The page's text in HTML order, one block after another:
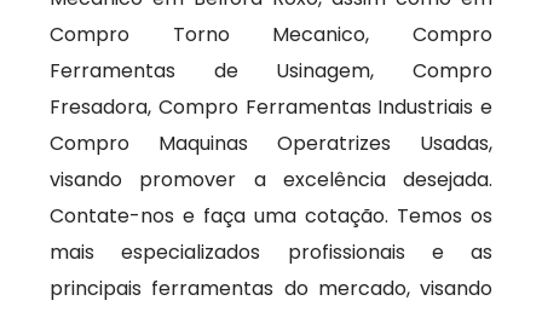
Compro Torno Mecanico, Compro
Ferramentas de Usinagem, Compro
Fresadora, Compro Ferramentas Industriais e
Compro Maquinas Operatrizes Usadas,
visando promover a excelência desejada.
Contate-nos e faça uma cotação. Temos os
mais especializados profissionais e as
principais ferramentas do mercado, visando